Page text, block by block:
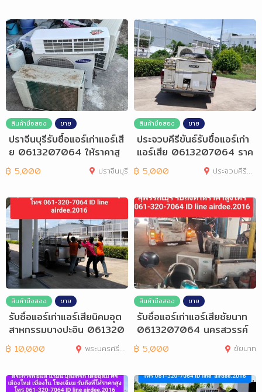
สินค้ามือสอง ขาย
ปราจีนบุรีรับซื้อแอร์เก่าแอร์เสี
ย 0613207064 ให้ราคาสู
ง
฿ 5,000 ปราจีนบุรี
สินค้ามือสอง ขาย
ประจวบคีรีขันธ์รับซื้อแอร์เก่า
แอร์เสีย 0613207064 ราค
าสูง
฿ 5,000 ประจวบคีรีขันธ์
สินค้ามือสอง ขาย
รับซื้อแอร์เก่าแอร์เสียนิคมอุต
สาหกรรมบางปะอิน 061320
7064
฿ 10,000 พระนครศรีอยุธยา
สินค้ามือสอง ขาย
รับซื้อแอร์เก่าแอร์เสียชัยนาท
0613207064 นครสวรรค์
อุทัยธานี
฿ 5,000 ชัยนาท